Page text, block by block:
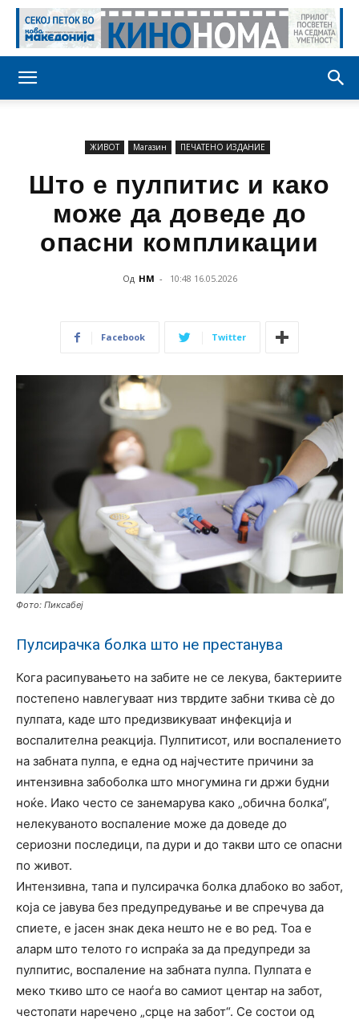
ЖИВОТ Магазин ПЕЧАТЕНО ИЗДАНИЕ
Што е пулпитис и како
може да доведе до
опасни компликации
Од НМ - 10:48 16.05.2026
Facebook Twitter
Фото: Пиксабеј
Пулсирачка болка што не престанува
Кога расипувањето на забите не се лекува, бактериите
постепено навлегуваат низ тврдите забни ткива сè до
пулпата, каде што предизвикуваат инфекција и
воспалителна реакција. Пулпитисот, или воспалението
на забната пулпа, е една од најчестите причини за
интензивна забоболка што многумина ги држи будни
ноќе. Иако често се занемарува како „обична болка“,
нелекуваното воспаление може да доведе до
сериозни последици, па дури и до такви што се опасни
по живот.
Интензивна, тапа и пулсирачка болка длабоко во забот,
која се јавува без предупредување и ве спречува да
спиете, е јасен знак дека нешто не е во ред. Тоа е
аларм што телото го испраќа за да предупреди за
пулпитис, воспаление на забната пулпа. Пулпата е
меко ткиво што се наоѓа во самиот центар на забот,
честопати наречено „срце на забот“. Се состои од